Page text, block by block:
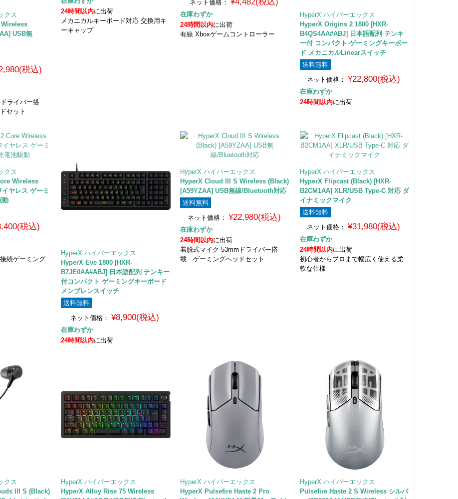
クス
USB無
税込)
ライバー搭
セット
24時間以内に出荷
メカニカルキーボード対応 交換用キ
ーキャップ
ネット価格：
在庫わずか
24時間以内に出荷
有線 Xboxゲームコントローラー
HyperX ハイパーエックス
HyperX Origins 2 1800 [HXR-
B4QS4AA#ABJ] 日本語配列 テンキ
ー付 コンパクト ゲーミングキーボー
ド メカニカルLinearスイッチ
送料無料
ネット価格： ¥22,800(税込)
在庫わずか
24時間以内に出荷
クス
Wireless
ヤレス ゲーミ
動
税込)
続ゲーミング
HyperX ハイパーエックス
HyperX Eve 1800 [HXR-
B7JE0AA#ABJ] 日本語配列 テンキー
付コンパクト ゲーミングキーボード
メンブレンスイッチ
送料無料
ネット価格： ¥8,900(税込)
在庫わずか
24時間以内に出荷
HyperX ハイパーエックス
HyperX Cloud III S Wireless (Black)
[A59YZAA] USB無線/Bluetooth対応
送料無料
ネット価格： ¥22,980(税込)
在庫わずか
24時間以内に出荷
着脱式マイク 53mmドライバー搭
載 ゲーミングヘッドセット
HyperX ハイパーエックス
HyperX Flipcast (Black) [HXR-
B2CM1AA] XLR/USB Type-C 対応 ダ
イナミックマイク
送料無料
ネット価格： ¥31,980(税込)
在庫わずか
24時間以内に出荷
初心者からプロまで幅広く使える柔
軟な仕様
クス
III S (Black)
HyperX ハイパーエックス
HyperX Alloy Rise 75 Wireless
HyperX ハイパーエックス
HyperX Pulsefire Haste 2 Pro
HyperX ハイパーエックス
Pulsefire Haste 2 S Wireless シルバ